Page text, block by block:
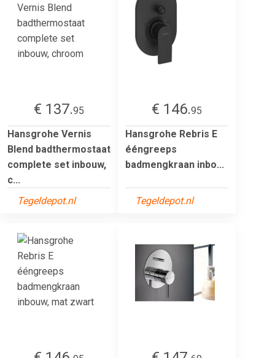
€ 137.95
Hansgrohe Vernis
Blend badthermostaat
complete set inbouw,
c...
Tegeldepot.nl
€ 146.95
Hansgrohe Rebris E
ééngreeps
badmengkraan inbo...
Tegeldepot.nl